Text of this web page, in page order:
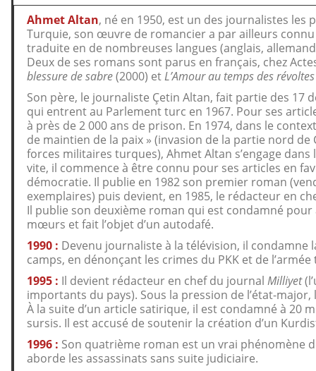
Ahmet Altan, né en 1950, est un des journalistes les
Turquie, son œuvre de romancier a par ailleurs
traduite en de nombreuses langues (anglais,
Deux de ses romans sont parus en français, chez
blessure de sabre(2000) etL’Amour au temps des
Son père, le journaliste Çetin Altan, fait partie des 17
qui entrent au Parlement turc en 1967. Pour ses
à près de 2 000 ans de prison. En 1974, dans le
de maintien de la paix » (invasion de la partie nord de
forces militaires turques), Ahmet Altan s’engage
vite, il commence à être connu pour ses articles en
démocratie. Il publie en 1982 son premier roman
exemplaires) puis devient, en 1985, le rédacteur en
Il publie son deuxième roman qui est condamné
mœurs et fait l’objet d’un autodafé.
1990 : Devenu journaliste à la télévision, il condamne
camps, en dénonçant les crimes du PKK et de
1995 : Il devient rédacteur en chef du journal Milliyet
importants du pays). Sous la pression de l’état-
À la suite d’un article satirique, il est condamné à 20
sursis. Il est accusé de soutenir la création d’un
1996 : Son quatrième roman est un vrai phénomène
aborde les assassinats sans suite judiciaire.